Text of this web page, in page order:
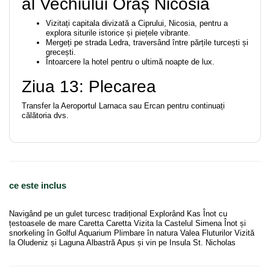
al Vechiului Oraș Nicosia
Vizitați capitala divizată a Ciprului, Nicosia, pentru a
explora siturile istorice și piețele vibrante.
Mergeți pe strada Ledra, traversând între părțile turcești și
grecești.
Întoarcere la hotel pentru o ultimă noapte de lux.
Ziua 13: Plecarea
Transfer la Aeroportul Larnaca sau Ercan pentru continuați
călătoria dvs.
ce este inclus
Navigând pe un gulet turcesc tradițional Explorând Kas Înot cu
țestoasele de mare Caretta Caretta Vizita la Castelul Simena Înot și
snorkeling în Golful Aquarium Plimbare în natura Valea Fluturilor Vizită
la Oludeniz și Laguna Albastră Apus și vin pe Insula St. Nicholas